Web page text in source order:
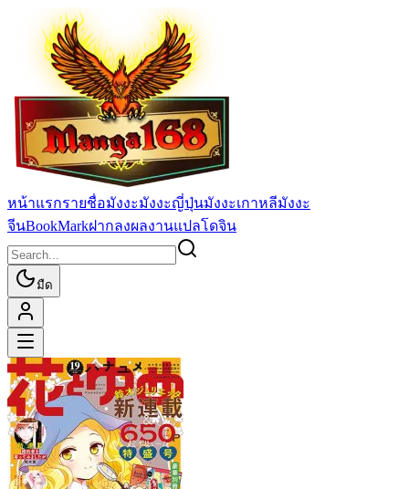
หน้าแรกรายชื่อมังงะมังงะญี่ปุ่นมังงะเกาหลีมังงะ
จีนBookMarkฝากลงผลงานแปลโดจิน
มืด